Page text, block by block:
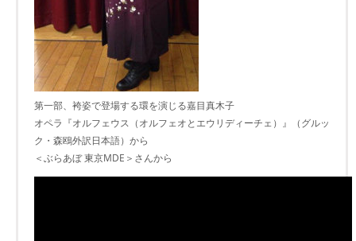
第一部、袴姿で登場する環を演じる嘉目真木子
オペラ『オルフェウス（オルフェオとエウリディーチェ）』（グルッ
ク・森鴎外訳日本語）から
＜ぶらあぼ 東京MDE＞さんから